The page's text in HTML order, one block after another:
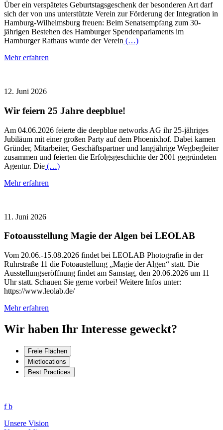
Über ein verspätetes Geburtstagsgeschenk der besonderen Art darf
sich der von uns unterstützte Verein zur Förderung der Integration in
Hamburg-Wilhelmsburg freuen: Beim Senatsempfang zum 30-
jährigen Bestehen des Hamburger Spendenparlaments im
Hamburger Rathaus wurde der Verein (…)
Mehr erfahren
12. Juni 2026
Wir feiern 25 Jahre deepblue!
Am 04.06.2026 feierte die deepblue networks AG ihr 25-jähriges
Jubiläum mit einer großen Party auf dem Phoenixhof. Dabei kamen
Gründer, Mitarbeiter, Geschäftspartner und langjährige Wegbegleiter
zusammen und feierten die Erfolgsgeschichte der 2001 gegründeten
Agentur. Die (…)
Mehr erfahren
11. Juni 2026
Fotoausstellung Magie der Algen bei LEOLAB
Vom 20.06.-15.08.2026 findet bei LEOLAB Photografie in der
Ruhrstraße 11 die Fotoaustellung „Magie der Algen“ statt. Die
Ausstellungseröffnung findet am Samstag, den 20.06.2026 um 11
Uhr statt. Schauen Sie gerne vorbei! Weitere Infos unter:
https://www.leolab.de/
Mehr erfahren
Wir haben Ihr Interesse geweckt?
Freie Flächen
Mietlocations
Best Practices
f b
Unsere Vision